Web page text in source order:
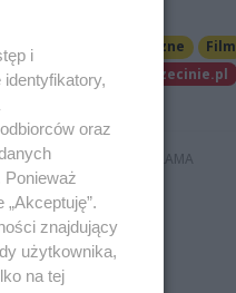
Imprezy cykliczne
Film
Patronat wSzczecinie.pl
i
oraz
znajdujący
użytkownika,
na tej